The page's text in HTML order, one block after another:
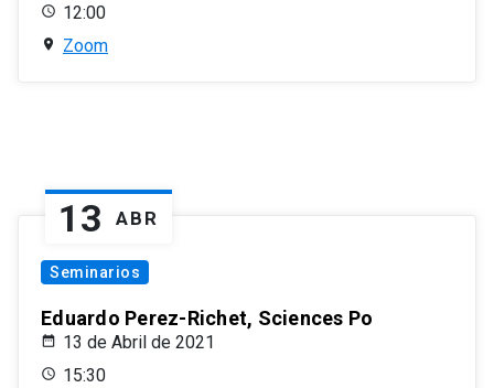
12:00
Zoom
13 ABR
Seminarios
Eduardo Perez-Richet, Sciences Po
13 de Abril de 2021
15:30